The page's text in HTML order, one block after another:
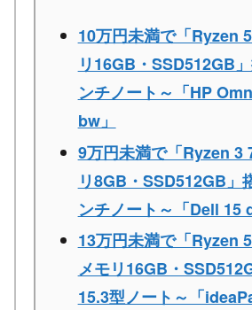
10万円未満で「Ryzen
リ16GB・SSD512GB
ンチノート～「HP
bw」
9万円未満で「Ryzen 3
リ8GB・SSD512GB」
ンチノート～「Dell 15
13万円未満で「Ryzen
メモリ16GB・
15.3型ノート～「